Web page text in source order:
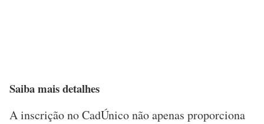
Saiba mais detalhes
A inscrição no CadÚnico não apenas proporciona